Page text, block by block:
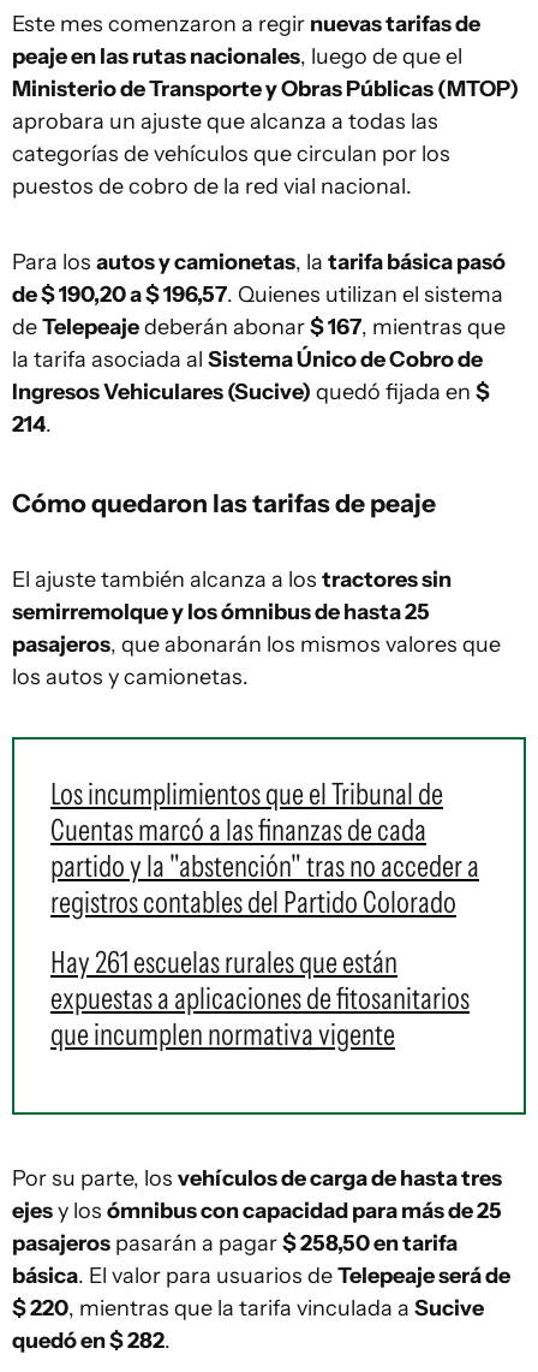
Este mes comenzaron a regir nuevas tarifas de
peaje en las rutas nacionales, luego de que el
Ministerio de Transporte y Obras Públicas (MTOP)
aprobara un ajuste que alcanza a todas las
categorías de vehículos que circulan por los
puestos de cobro de la red vial nacional.
Para los autos y camionetas, la tarifa básica pasó
de $ 190,20 a $ 196,57. Quienes utilizan el sistema
deTelepeajedeberán abonar$ 167, mientras que
la tarifa asociada al Sistema Único de Cobro de
Ingresos Vehiculares (Sucive) quedó fijada en $
214.
Cómo quedaron las tarifas de peaje
El ajuste también alcanza a los tractores sin
semirremolque y los ómnibus de hasta 25
pasajeros, que abonarán los mismos valores que
los autos y camionetas.
Los incumplimientos que el Tribunal de
Cuentas marcó a las finanzas de cada
partido y la "abstención" tras no acceder a
registros contables del Partido Colorado
Hay 261 escuelas rurales que están
expuestas a aplicaciones de fitosanitarios
que incumplen normativa vigente
Por su parte, los vehículos de carga de hasta tres
ejesy los ómnibus con capacidad para más de 25
pasajeros pasarán a pagar$ 258,50 en tarifa
básica. El valor para usuarios deTelepeaje será de
$ 220, mientras que la tarifa vinculada a Sucive
quedó en $ 282.